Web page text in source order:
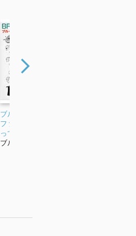
ブルーノ・ムナーリの
ファンタジア 創造力
ってなんだろう?
ブルーノ・ムナー...